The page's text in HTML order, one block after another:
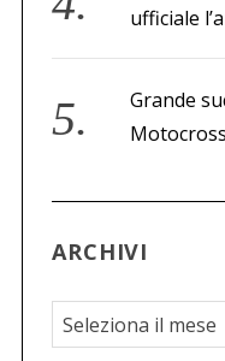
ufficiale
Grande
ARCHIVI
A
r